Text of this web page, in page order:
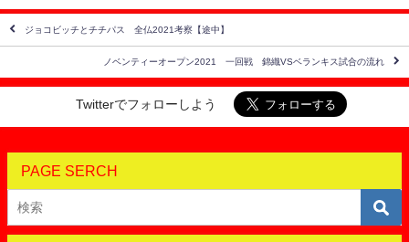
ジョコビッチとチチパス 全仏2021考察【途中】
ノベンティーオープン2021 一回戦 錦織VSベランキス試合の流れ
Twitterでフォローしよう
PAGE SERCH